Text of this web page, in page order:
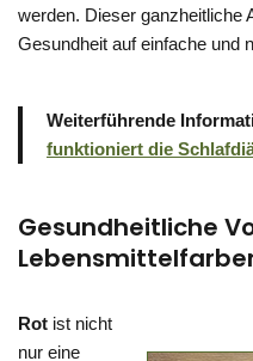
werden. Dieser ganzheitliche
Gesundheit auf einfache und
Weiterführende
funktioniert die
Gesundheitliche
Rot ist nicht
nur eine